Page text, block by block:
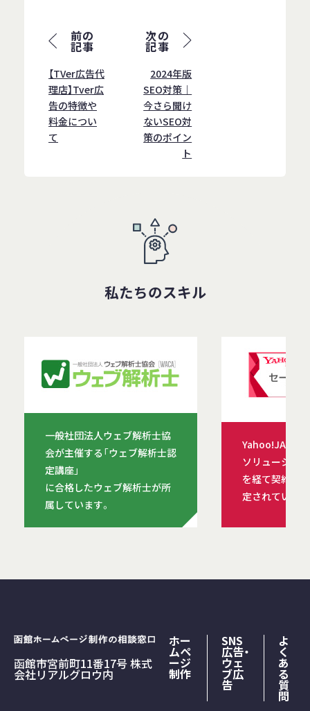
前の
記事
【TVer広告代
理店】Tver広
告の特徴や
料金につい
て
次の
記事
2024年版
SEO対策｜
今さら聞け
ないSEO対
策のポイン
ト
私たちのスキル
一般社団法人ウェブ解析士協
会が主催する「ウェブ解析士認
定講座」
に合格したウェブ解析士が所
属しています。
Yahoo!JAPAN
ソリューショ
を経て契約を
定されていま
函館市宮前町11番17号 株式
会社リアルグロウ内
ホー
ムペ
ージ
制作
SNS
広告・
ウェ
ブ広
告
よ
く
あ
る
質
問